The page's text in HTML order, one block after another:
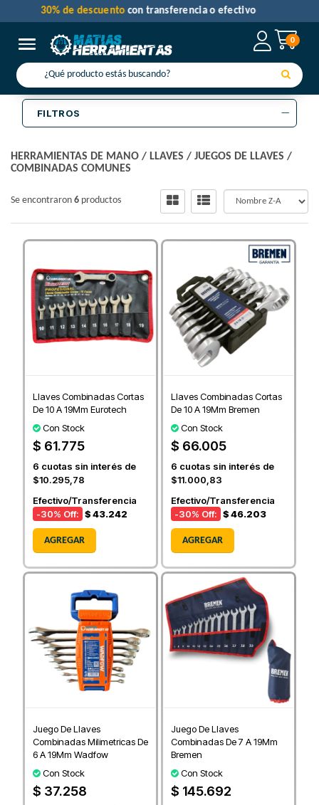
0
Toggle navigation
30% de descuentocon transferencia o efectivo
FILTROS
HERRAMIENTAS DE MANO / LLAVES / JUEGOS DE LLAVES /
COMBINADAS COMUNES
Se encontraron 6 productos
Llaves Combinadas Cortas
De 10 A 19Mm Eurotech
Con Stock
$ 61.775
6 cuotas sin interés de
$10.295,78
Efectivo/Transferencia
-30% Off: $ 43.242
AGREGAR
Llaves Combinadas Cortas
De 10 A 19Mm Bremen
Con Stock
$ 66.005
6 cuotas sin interés de
$11.000,83
Efectivo/Transferencia
-30% Off: $ 46.203
AGREGAR
Juego De Llaves
Combinadas Milimetricas De
6 A 19Mm Wadfow
Con Stock
$ 37.258
Juego De Llaves
Combinadas De 7 A 19Mm
Bremen
Con Stock
$ 145.692